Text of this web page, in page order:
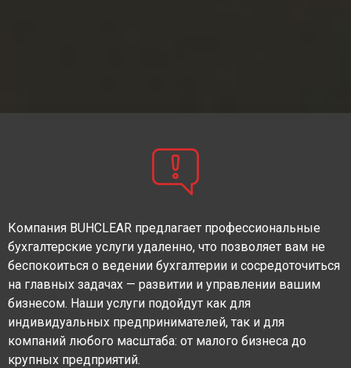
Компания BUHCLEAR предлагает профессиональные
бухгалтерские услуги удаленно, что позволяет вам не
беспокоиться о ведении бухгалтерии и сосредоточиться
на главных задачах — развитии и управлении вашим
бизнесом. Наши услуги подойдут как для
индивидуальных предпринимателей, так и для
компаний любого масштаба: от малого бизнеса до
крупных предприятий.